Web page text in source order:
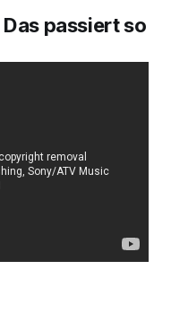
passiert so